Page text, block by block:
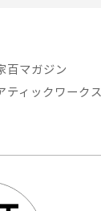
百マガジン
ティックワークス